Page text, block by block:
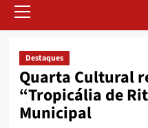
Menu
Destaques
Quarta Cultural
“Tropicália de
Municipal